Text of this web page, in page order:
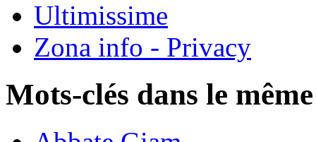
Ultimissime
Zona info - Privacy
Mots-clés dans le